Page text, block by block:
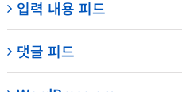
입력 내용 피드
댓글 피드